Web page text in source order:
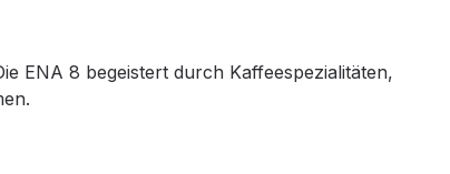
ENA 8 begeistert durch Kaffeespezialitäten,